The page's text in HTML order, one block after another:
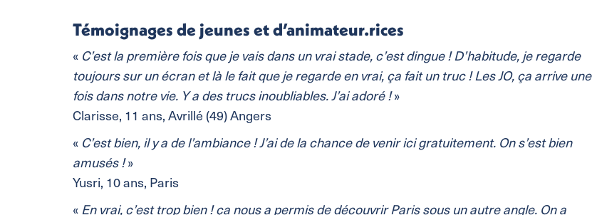
Témoignages de jeunes et d’animateur.rices
« C’est la première fois que je vais dans un vrai stade, c’est dingue ! D’habitude, je regarde
toujours sur un écran et là le fait que je regarde en vrai, ça fait un truc ! Les JO, ça arrive une
fois dans notre vie. Y a des trucs inoubliables. J’ai adoré !»
Clarisse, 11 ans, Avrillé (49) Angers
« C’est bien, il y a de l’ambiance ! J’ai de la chance de venir ici gratuitement. On s’est bien
amusés !»
Yusri, 10 ans, Paris
« En vrai, c’est trop bien ! ça nous a permis de découvrir Paris sous un autre angle. On a